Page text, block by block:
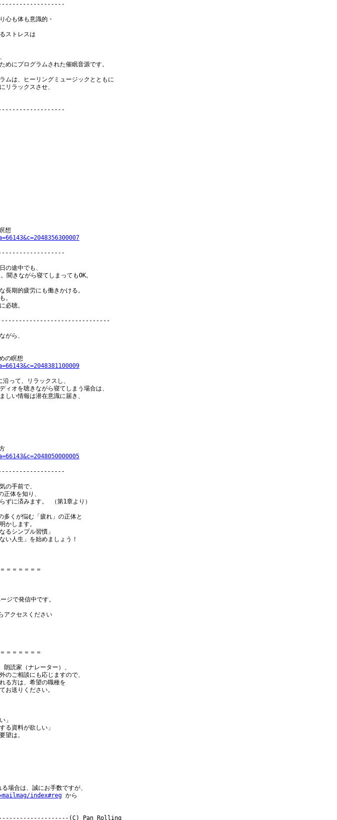
心も体も意識的・
ストレスは
めにプログラムされた催眠音源です。
ラムは、ヒーリングミュージックとともに
リラックスさせ、
の途中でも、
聞きながら寝てしまってもOK。
長期的疲労にも働きかける。
。
必聴。
---------------------------------------
がら、
って、リラックスし、
ィオを聴きながら寝てしまう場合は、
しい情報は潜在意識に届き、
の手前で、
体を知り、
ずに済みます。 （第1章より）
くが悩む「疲れ」の正体と
かします。
るシンプル習慣」
い人生」を始めましょう！
＝＝＝＝＝＝
で発信中です。
クセスください
＝＝＝＝＝＝
読家（ナレーター）、
のご相談にも応じますので、
る方は、希望の職種を
お送りください。
」
る資料が欲しい」
望は。
index#reg から